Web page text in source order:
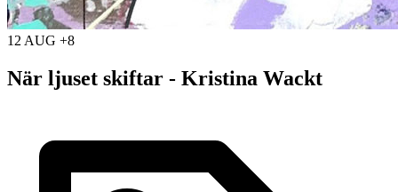
12 AUG +8
När ljuset skiftar - Kristina Wackt